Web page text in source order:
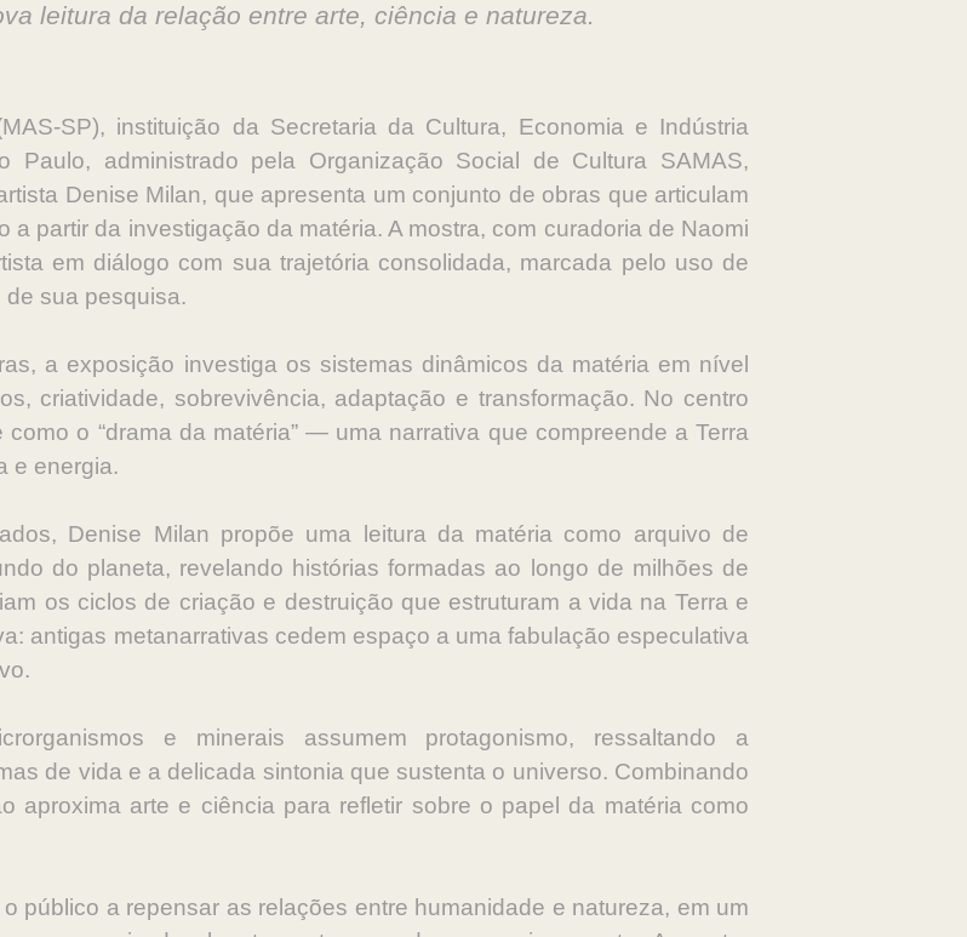
leitura da relação entre arte, ciência e natureza.
SP), instituição da Secretaria da Cultura, Economia e Indústria
administrado pela Organização Social de Cultura SAMAS,
Denise Milan, que apresenta um conjunto de obras que articulam
partir da investigação da matéria. A mostra, com curadoria de Naomi
em diálogo com sua trajetória consolidada, marcada pelo uso de
sua pesquisa.
a exposição investiga os sistemas dinâmicos da matéria em nível
criatividade, sobrevivência, adaptação e transformação. No centro
o “drama da matéria” — uma narrativa que compreende a Terra
e energia.
Denise Milan propõe uma leitura da matéria como arquivo de
do planeta, revelando histórias formadas ao longo de milhões de
os ciclos de criação e destruição que estruturam a vida na Terra e
antigas metanarrativas cedem espaço a uma fabulação especulativa
e minerais assumem protagonismo, ressaltando a
de vida e a delicada sintonia que sustenta o universo. Combinando
aproxima arte e ciência para refletir sobre o papel da matéria como
público a repensar as relações entre humanidade e natureza, em um